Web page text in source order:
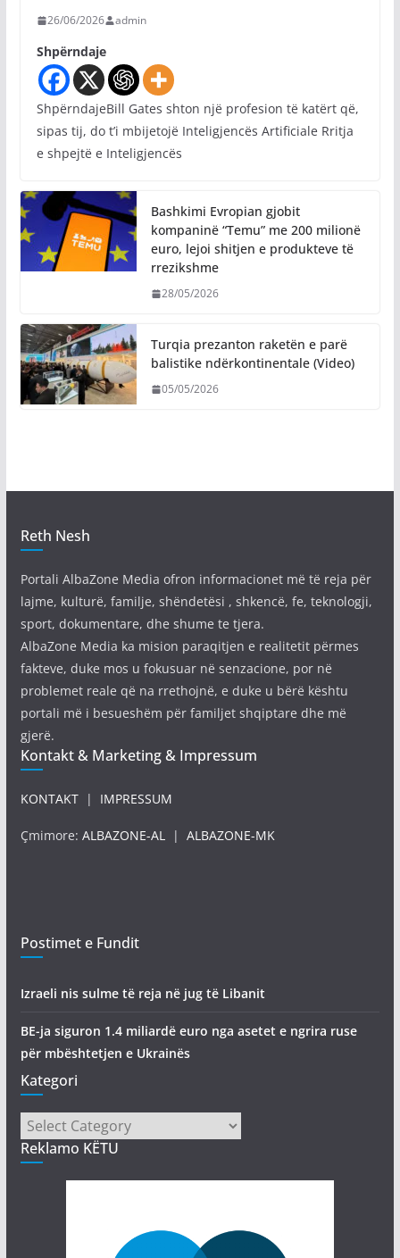
26/06/2026 admin
Shpërndaje
ShpërndajeBill Gates shton një profesion të katërt që,
sipas tij, do t’i mbijetojë Inteligjencës Artificiale Rritja
e shpejtë e Inteligjencës
Bashkimi Evropian gjobit
kompaninë “Temu” me 200 milionë
euro, lejoi shitjen e produkteve të
rrezikshme
28/05/2026
Turqia prezanton raketën e parë
balistike ndërkontinentale (Video)
05/05/2026
Reth Nesh
Portali AlbaZone Media ofron informacionet më të reja për
lajme, kulturë, familje, shëndetësi , shkencë, fe, teknologji,
sport, dokumentare, dhe shume te tjera.
AlbaZone Media ka mision paraqitjen e realitetit përmes
fakteve, duke mos u fokusuar në senzacione, por në
problemet reale që na rrethojnë, e duke u bërë kështu
portali më i besueshëm për familjet shqiptare dhe më
gjerë.
Kontakt & Marketing & Impressum
KONTAKT| IMPRESSUM
Çmimore: ALBAZONE-AL| ALBAZONE-MK
Postimet e Fundit
Izraeli nis sulme të reja në jug të Libanit
BE-ja siguron 1.4 miliardë euro nga asetet e ngrira ruse
për mbështetjen e Ukrainës
Kategori
Kategori
Reklamo KËTU